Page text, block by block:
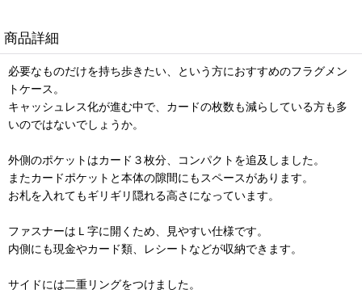
商品詳細
必要なものだけを持ち歩きたい、という方におすすめのフラグメン
トケース。
キャッシュレス化が進む中で、カードの枚数も減らしている方も多
いのではないでしょうか。
外側のポケットはカード３枚分、コンパクトを追及しました。
またカードポケットと本体の隙間にもスペースがあります。
お札を入れてもギリギリ隠れる高さになっています。
ファスナーはＬ字に開くため、見やすい仕様です。
内側にも現金やカード類、レシートなどが収納できます。
サイドには二重リングをつけました。